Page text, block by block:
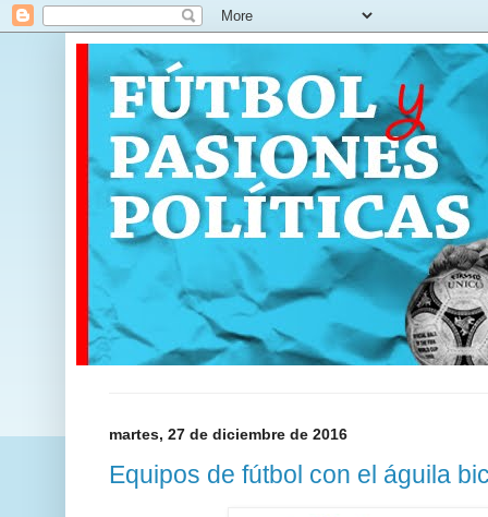
martes, 27 de diciembre de 2016
Equipos de fútbol con el águila